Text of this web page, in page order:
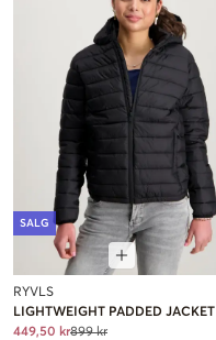
SALG
RYVLS
LIGHTWEIGHT PADDED JACKET
449,50 kr899 kr